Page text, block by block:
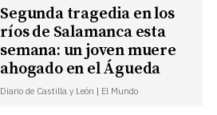
Segunda tragedia en los
ríos de Salamanca esta
semana: un joven muere
ahogado en el Águeda
Diario de Castilla y León | El Mundo